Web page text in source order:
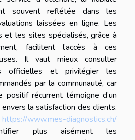
souvent reflétée dans les
laissées en ligne. Les
et les sites spécialisés, grâce à
facilitent l’accès à ces
Il vaut mieux consulter
officielles et privilégier les
par la communauté, car
positif récurrent témoigne d’un
la satisfaction des clients.
https://www.mes-diagnostics.ch/
plus aisément les